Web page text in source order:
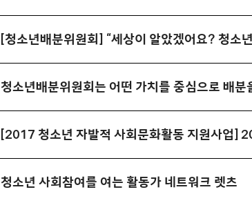
[청소년배분위원회] “세상이 알았겠어요? 청소
청소년배분위원회는 어떤 가치를 중심으로 배분
[2017 청소년 자발적 사회문화활동 지원사업]
청소년 사회참여를 여는 활동가 네트워크 렛츠